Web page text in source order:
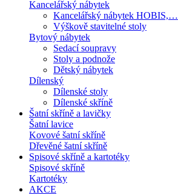
Kancelářský nábytek
Kancelářský nábytek HOBIS,…
Výškově stavitelné stoly
Bytový nábytek
Sedací soupravy
Stoly a podnože
Dětský nábytek
Dílenský
Dílenské stoly
Dílenské skříně
Šatní skříně a lavičky
Šatní lavice
Kovové šatní skříně
Dřevěné šatní skříně
Spisové skříně a kartotéky
Spisové skříně
Kartotéky
AKCE